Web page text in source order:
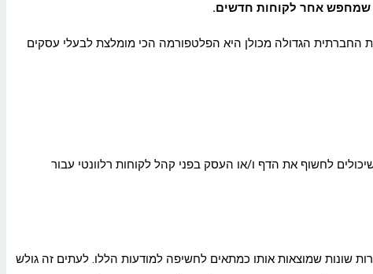
שמחפש אחר לקוחות חדשים.
החברתית הגדולה מכולן היא הפלטפורמה הכי מומלצת לבעלי עסקים
לחשוף את הדף ו/או העסק בפני קהל לקוחות רלוונטי עבור
שונות שמוצאות אותו כמתאים לחשיפה למודעות הללו. לעתים זה גולש